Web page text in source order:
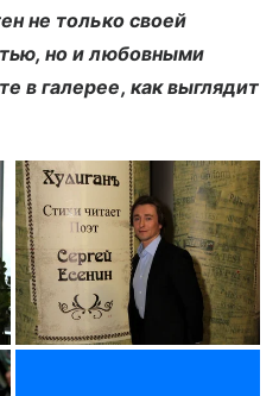
не только своей
но и любовными
в галерее, как выглядит